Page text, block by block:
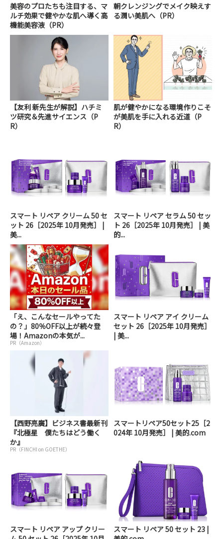
美容のプロたちも注目する、マ
ルチ効果で健やかな肌へ導く高
機能美容液（PR）
朝クレンジングでメイク映えす
る潤い美肌へ（PR）
【友利 新先生が解説】ハチミ
ツ研究＆先進サイエンス（P
R）
肌が健やかになる環境作りこそ
が美肌を手に入れる近道（P
R）
スマート リペア クリーム 50 セ
ット 26［2025年 10月発売］ |
美...
スマート リペア セラム 50 セッ
ト 26［2025年 10月発売］ | 美
的...
「え、こんなセールやってた
の？」80％OFF以上が続々登
場！Amazonの本気が...
PR（Amazon）
スマート リペア アイ クリーム
セット 26［2025年 10月発売］
| 美...
【西野亮廣】ビジネス書最新刊
『北極星 僕たちはどう働く
か』
PR（FINCHI on GOETHE）
スマートリペア50セット25［2
024年 10月発売］ | 美的.com
スマート リペア アップ クリー
スマート リペア 50 セット 23 |